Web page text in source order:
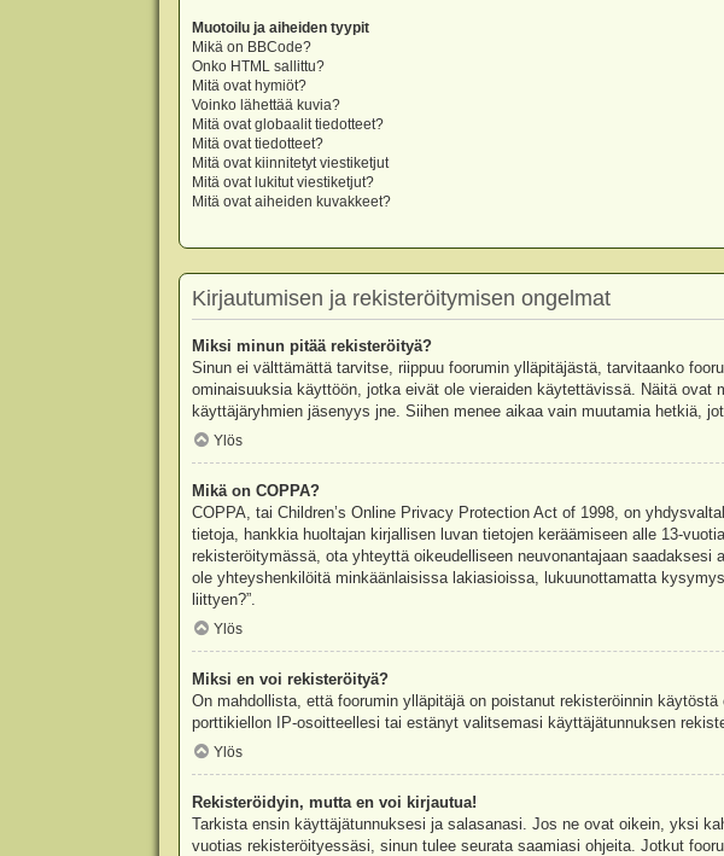
Muotoilu ja aiheiden tyypit
Mikä on BBCode?
Onko HTML sallittu?
Mitä ovat hymiöt?
Voinko lähettää kuvia?
Mitä ovat globaalit tiedotteet?
Mitä ovat tiedotteet?
Mitä ovat kiinnitetyt viestiketjut
Mitä ovat lukitut viestiketjut?
Mitä ovat aiheiden kuvakkeet?
Kirjautumisen ja rekisteröitymisen ongelmat
Miksi minun pitää rekisteröityä?
Sinun ei välttämättä tarvitse, riippuu foorumin ylläpitäjästä, tarvitaanko
ominaisuuksia käyttöön, jotka eivät ole vieraiden käytettävissä. Näitä
käyttäjäryhmien jäsenyys jne. Siihen menee aikaa vain muutamia hetkiä,
Ylös
Mikä on COPPA?
COPPA, tai Children’s Online Privacy Protection Act of 1998, on
tietoja, hankkia huoltajan kirjallisen luvan tietojen keräämiseen alle 13-
rekisteröitymässä, ota yhteyttä oikeudelliseen neuvonantajaan
ole yhteyshenkilöitä minkäänlaisissa lakiasioissa, lukuunottamatta
liittyen?”.
Ylös
Miksi en voi rekisteröityä?
On mahdollista, että foorumin ylläpitäjä on poistanut rekisteröinnin
porttikiellon IP-osoitteellesi tai estänyt valitsemasi käyttäjätunnuksen
Ylös
Rekisteröidyin, mutta en voi kirjautua!
Tarkista ensin käyttäjätunnuksesi ja salasanasi. Jos ne ovat oikein, yksi
vuotias rekisteröityessäsi, sinun tulee seurata saamiasi ohjeita. Jotkut